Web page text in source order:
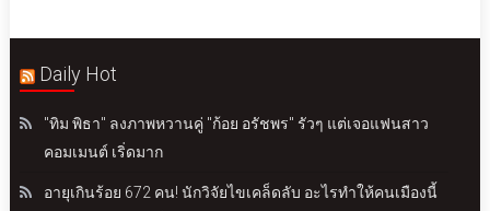
Daily Hot
"ทิม พิธา" ลงภาพหวานคู่ "ก้อย อรัชพร" รัวๆ แต่เจอแฟนสาว
คอมเมนต์ เริ่ดมาก
อายุเกินร้อย 672 คน! นักวิจัยไขเคล็ดลับ อะไรทำให้คนเมืองนี้